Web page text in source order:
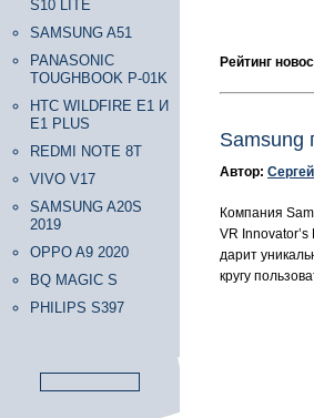
S10 LITE
SAMSUNG A51
PANASONIC
TOUGHBOOK P-01K
HTC WILDFIRE E1 И
E1 PLUS
REDMI NOTE 8T
VIVO V17
SAMSUNG A20S
2019
OPPO A9 2020
BQ MAGIC S
PHILIPS S397
Рейтинг
Samsung
Автор:
Компания
VR
дарит
кругу